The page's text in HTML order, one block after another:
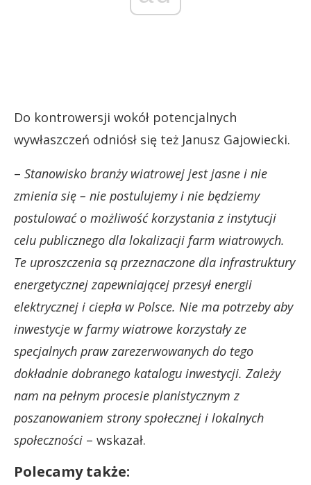
Do kontrowersji wokół potencjalnych
wywłaszczeń odniósł się też Janusz Gajowiecki.
– Stanowisko branży wiatrowej jest jasne i nie
zmienia się – nie postulujemy i nie będziemy
postulować o możliwość korzystania z instytucji
celu publicznego dla lokalizacji farm wiatrowych.
Te uproszczenia są przeznaczone dla infrastruktury
energetycznej zapewniającej przesył energii
elektrycznej i ciepła w Polsce. Nie ma potrzeby aby
inwestycje w farmy wiatrowe korzystały ze
specjalnych praw zarezerwowanych do tego
dokładnie dobranego katalogu inwestycji. Zależy
nam na pełnym procesie planistycznym z
poszanowaniem strony społecznej i lokalnych
społeczności – wskazał.
Polecamy także: